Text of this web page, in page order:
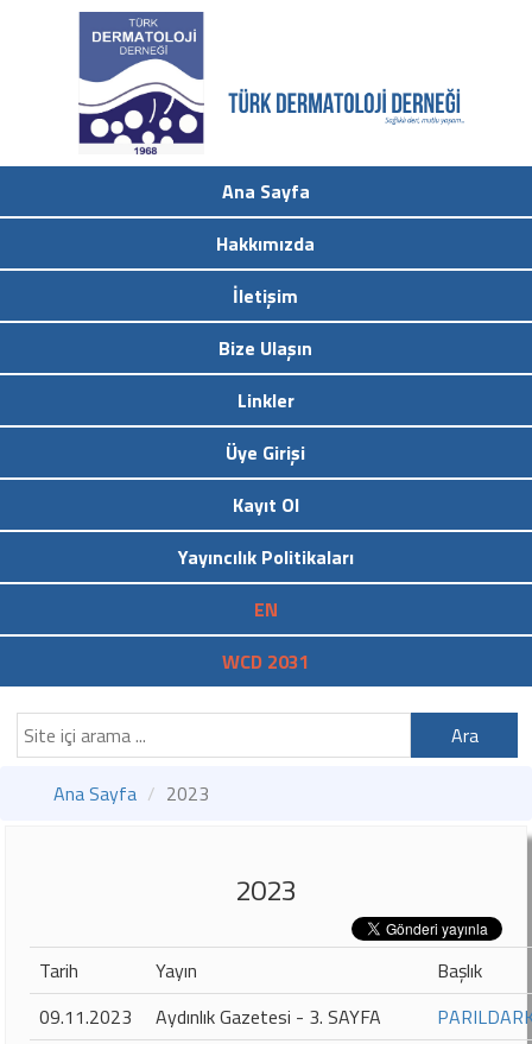
Ana Sayfa
Hakkımızda
İletişim
Bize Ulaşın
Linkler
Üye Girişi
Kayıt Ol
Yayıncılık Politikaları
EN
WCD 2031
Ara
Ana Sayfa 2023
2023
Tarih Yayın
Başlık
09.11.2023
Aydınlık Gazetesi - 3. SAYFA